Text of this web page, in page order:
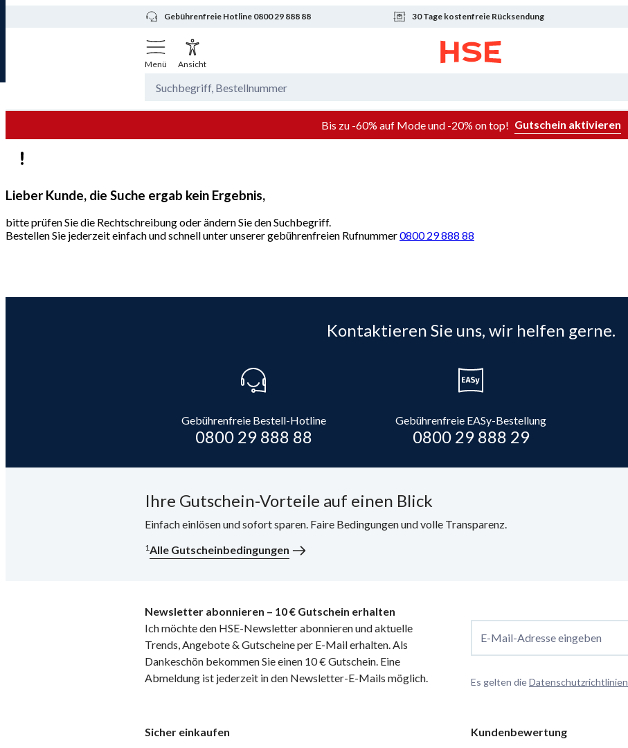
Gebührenfreie Hotline 0800 29 888 88 30 Tage kostenfreie Rücksendung
Menü Ansicht
Bis zu -60% auf Mode und -20% on top! Gutschein aktivieren
Lieber Kunde, die Suche ergab kein Ergebnis,
bitte prüfen Sie die Rechtschreibung oder ändern Sie den Suchbegriff.
Bestellen Sie jederzeit einfach und schnell unter unserer gebührenfreien Rufnummer0800 29 888 88
Kontaktieren Sie uns, wir helfen gerne.
Gebührenfreie Bestell-Hotline
0800 29 888 88
Gebührenfreie EASy-Bestellung
0800 29 888 29
Ihre Gutschein-Vorteile auf einen Blick
Einfach einlösen und sofort sparen. Faire Bedingungen und volle Transparenz.
1Alle Gutscheinbedingungen
Newsletter abonnieren – 10 € Gutschein erhalten
Ich möchte den HSE-Newsletter abonnieren und aktuelle
Trends, Angebote & Gutscheine per E-Mail erhalten. Als
Dankeschön bekommen Sie einen 10 € Gutschein. Eine
Abmeldung ist jederzeit in den Newsletter-E-Mails möglich.
E-Mail-Adresse eingeben
Es gelten dieDatenschutzrichtlinien
Sicher einkaufen Kundenbewertung